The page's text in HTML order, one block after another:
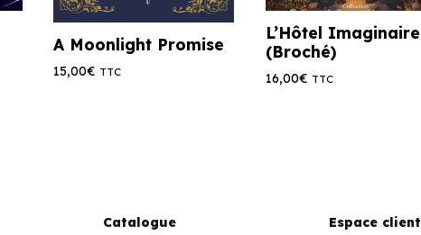
A Moonlight Promise
15,00€ TTC
L’Hôtel Imaginaire
(Broché)
16,00€ TTC
Catalogue Espace client